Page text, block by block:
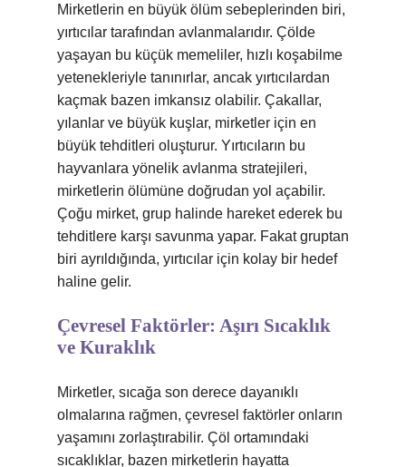
Mirketlerin en büyük ölüm sebeplerinden biri,
yırtıcılar tarafından avlanmalarıdır. Çölde
yaşayan bu küçük memeliler, hızlı koşabilme
yetenekleriyle tanınırlar, ancak yırtıcılardan
kaçmak bazen imkansız olabilir. Çakallar,
yılanlar ve büyük kuşlar, mirketler için en
büyük tehditleri oluşturur. Yırtıcıların bu
hayvanlara yönelik avlanma stratejileri,
mirketlerin ölümüne doğrudan yol açabilir.
Çoğu mirket, grup halinde hareket ederek bu
tehditlere karşı savunma yapar. Fakat gruptan
biri ayrıldığında, yırtıcılar için kolay bir hedef
haline gelir.
Çevresel Faktörler: Aşırı Sıcaklık
ve Kuraklık
Mirketler, sıcağa son derece dayanıklı
olmalarına rağmen, çevresel faktörler onların
yaşamını zorlaştırabilir. Çöl ortamındaki
sıcaklıklar, bazen mirketlerin hayatta